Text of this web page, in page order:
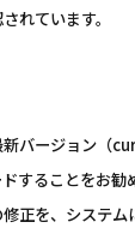
れています。
バージョン（
することをお勧
正を、システ